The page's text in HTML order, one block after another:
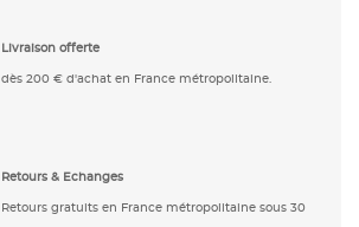
Livraison offerte
dès 200 € d'achat en France métropolitaine.
Retours & Echanges
Retours gratuits en France métropolitaine sous 30